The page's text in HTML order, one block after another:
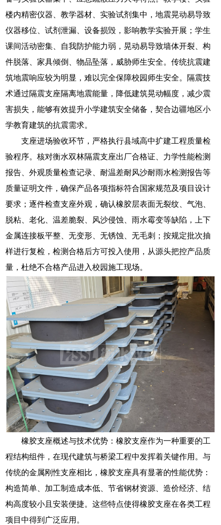
楼内精密仪器、教学器材、实验试剂集中，地震晃动易导致
仪器移位、试剂泄漏、设备损毁，影响教学实验开展；学生
课间活动密集、自我防护能力弱，晃动易导致墙体开裂、构
件脱落、家具倾倒、物品坠落，威胁师生安全。传统抗震建
筑地震响应较为明显，难以完全保障校园师生安全。隔震技
术通过隔震支座隔离地震能量，降低建筑晃动幅度，减少震
害损失，能够有效提升小学建筑安全储备，契合边疆地区小
学教育建筑的抗震需求。
支座进场验收环节，严格执行县域高中扩建工程质量检
验程序。核对衡水双林隔震支座出厂合格证、力学性能检测
报告、外观质量检查记录、耐温差耐风沙耐雨水检测报告等
质量证明文件，确保产品各项指标符合国家规范及项目设计
要求；逐件检查支座外观，确认橡胶层表面无裂纹、气泡、
脱粘、老化、温差脆裂、风沙侵蚀、雨水霉变等缺陷，上下
金属连接板平整、无变形、无锈蚀、无毛刺；按规定批次抽
样进行复检，检测合格后方可投入使用，从源头把控产品质
量，杜绝不合格产品进入校园施工现场。
橡胶支座概述与技术优势：橡胶支座作为一种重要的工
程结构组件，在现代建筑与桥梁工程中发挥着关键作用。与
传统的金属刚性支座相比，橡胶支座具有显著的性能优势：
构造简单、加工制造成本低、节省钢材资源、造价经济、结
构高度较小且安装便捷。这些特点使得橡胶支座在各类工程
项目中得到广泛应用。